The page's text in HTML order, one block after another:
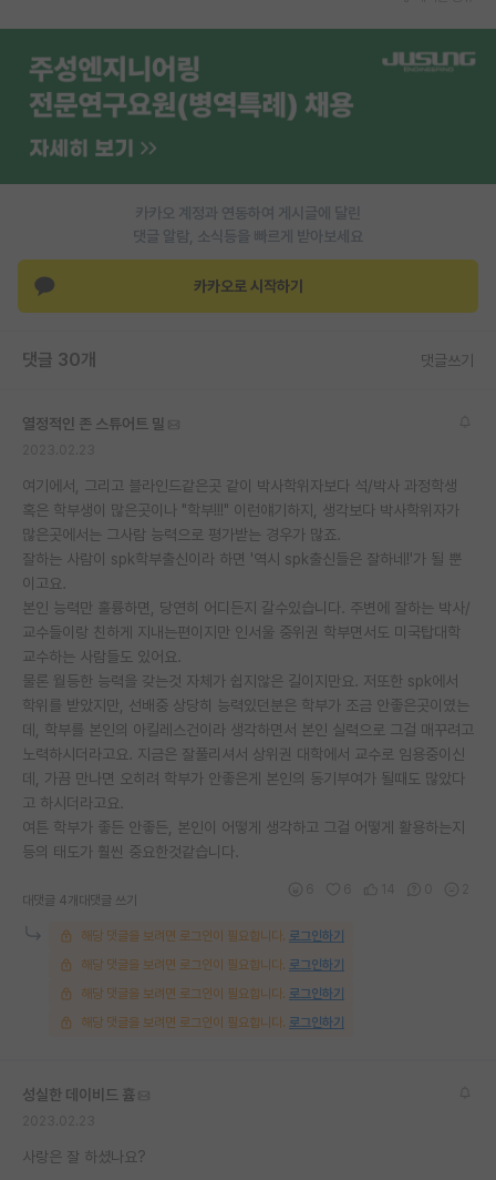
카카오 계정과 연동하여 게시글에 달린
댓글 알람, 소식등을 빠르게 받아보세요
카카오로 시작하기
댓글 30개 댓글쓰기
열정적인 존 스튜어트 밀
여기에서, 그리고 블라인드같은곳 같이 박사학위자보다 석/박사 과정학생
혹은 학부생이 많은곳이나 "학부!!!" 이런얘기하지, 생각보다 박사학위자가
많은곳에서는 그사람 능력으로 평가받는 경우가 많죠.
잘하는 사람이 spk학부출신이라 하면 '역시 spk출신들은 잘하네!'가 될 뿐
이고요.
본인 능력만 훌륭하면, 당연히 어디든지 갈수있습니다. 주변에 잘하는 박사/
교수들이랑 친하게 지내는편이지만 인서울 중위권 학부면서도 미국탑대학
교수하는 사람들도 있어요.
물론 월등한 능력을 갖는것 자체가 쉽지않은 길이지만요. 저또한 spk에서
학위를 받았지만, 선배중 상당히 능력있던분은 학부가 조금 안좋은곳이였는
데, 학부를 본인의 아킬레스건이라 생각하면서 본인 실력으로 그걸 매꾸려고
노력하시더라고요. 지금은 잘풀리셔서 상위권 대학에서 교수로 임용중이신
데, 가끔 만나면 오히려 학부가 안좋은게 본인의 동기부여가 될때도 많았다
고 하시더라고요.
여튼 학부가 좋든 안좋든, 본인이 어떻게 생각하고 그걸 어떻게 활용하는지
등의 태도가 훨씬 중요한것같습니다.
대댓글 4개 대댓글 쓰기
해당 댓글을 보려면 로그인이 필요합니다. 로그인하기
해당 댓글을 보려면 로그인이 필요합니다. 로그인하기
해당 댓글을 보려면 로그인이 필요합니다. 로그인하기
해당 댓글을 보려면 로그인이 필요합니다. 로그인하기
성실한 데이비드 흄
사랑은 잘 하셨나요?